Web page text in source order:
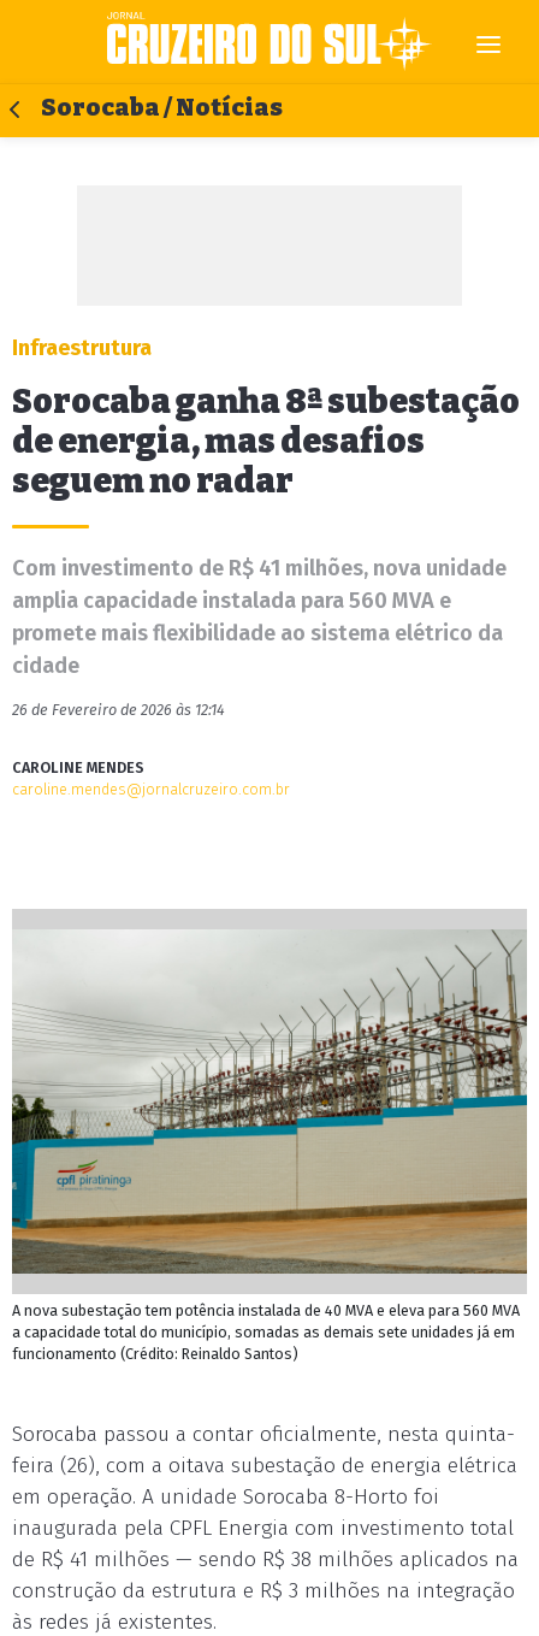
Sorocaba / Notícias
Infraestrutura
Sorocaba ganha 8ª subestação
de energia, mas desafios
seguem no radar
Com investimento de R$ 41 milhões, nova unidade
amplia capacidade instalada para 560 MVA e
promete mais flexibilidade ao sistema elétrico da
cidade
26 de Fevereiro de 2026 às 12:14
CAROLINE MENDES
caroline.mendes@jornalcruzeiro.com.br
A nova subestação tem potência instalada de 40 MVA e eleva para 560 MVA
a capacidade total do município, somadas as demais sete unidades já em
funcionamento (Crédito: Reinaldo Santos)
Sorocaba passou a contar oficialmente, nesta quinta-
feira (26), com a oitava subestação de energia elétrica
em operação. A unidade Sorocaba 8-Horto foi
inaugurada pela CPFL Energia com investimento total
de R$ 41 milhões — sendo R$ 38 milhões aplicados na
construção da estrutura e R$ 3 milhões na integração
às redes já existentes.